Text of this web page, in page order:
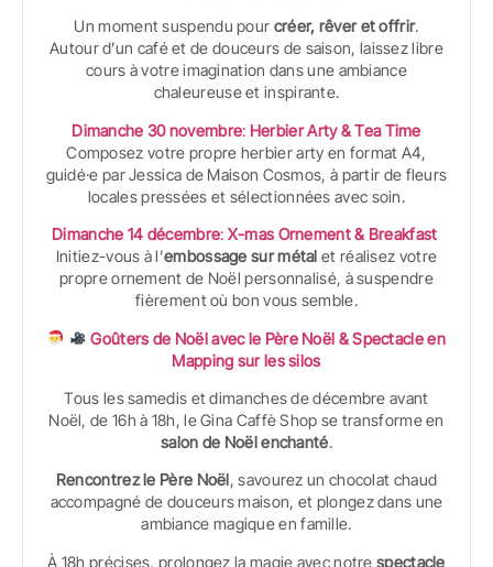
Un moment suspendu pour créer, rêver et offrir.
Autour d’un café et de douceurs de saison, laissez libre
cours à votre imagination dans une ambiance
chaleureuse et inspirante.
Dimanche 30 novembre: Herbier Arty & Tea Time
Composez votre propre herbier arty en format A4,
guidé·e par Jessica de Maison Cosmos, à partir de fleurs
locales pressées et sélectionnées avec soin.
Dimanche 14 décembre: X-mas Ornement & Breakfast
Initiez-vous à l’embossage sur métal et réalisez votre
propre ornement de Noël personnalisé, à suspendre
fièrement où bon vous semble.
Goûters de Noël avec le Père Noël & Spectacle en
Mapping sur les silos
Tous les samedis et dimanches de décembre avant
Noël, de 16h à 18h, le Gina Caffè Shop se transforme en
salon de Noël enchanté.
Rencontrez le Père Noël, savourez un chocolat chaud
accompagné de douceurs maison, et plongez dans une
ambiance magique en famille.
À 18h précises, prolongez la magie avec notrespectacle